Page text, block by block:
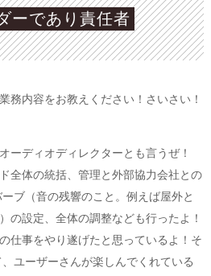
ーであり責任者
務内容をお教えください！さいさい！
ディオディレクターとも言うぜ！
全体の統括、管理と外部協力会社との
ブ（音の残響のこと。例えば屋外と
の設定、全体の調整なども行ったよ！
仕事をやり遂げたと思っているよ！そ
ユーザーさんが楽しんでくれている